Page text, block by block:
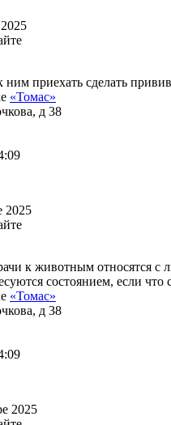
приехать сделать
«Томас»
д 38
2025
к животным относятся с
состоянием, если что
«Томас»
д 38
2025